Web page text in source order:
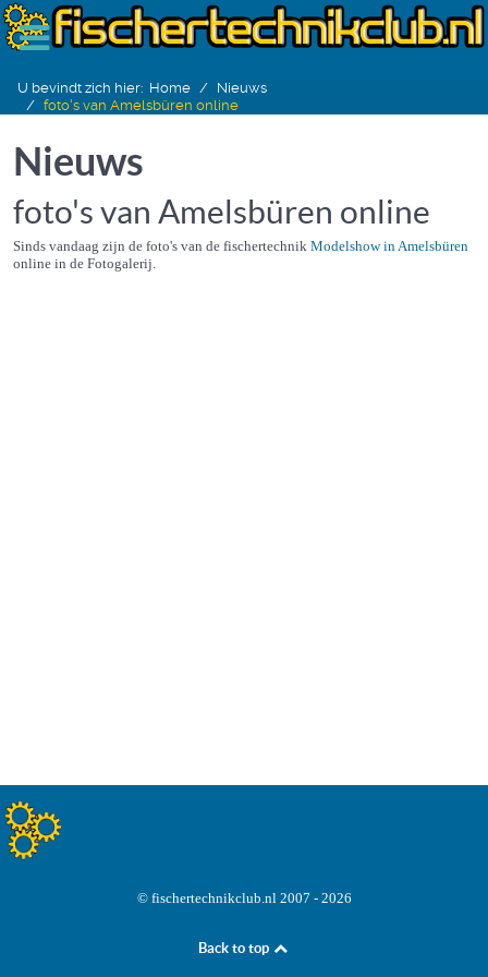
U bevindt zich hier: Home
Nieuws
foto's van Amelsbüren online
Nieuws
foto's van Amelsbüren online
Sinds vandaag zijn de foto's van de fischertechnik Modelshow in Amelsbüren
online in de Fotogalerij.
© fischertechnikclub.nl 2007 - 2026
Back to top